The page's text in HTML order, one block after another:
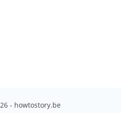
- howtostory.be